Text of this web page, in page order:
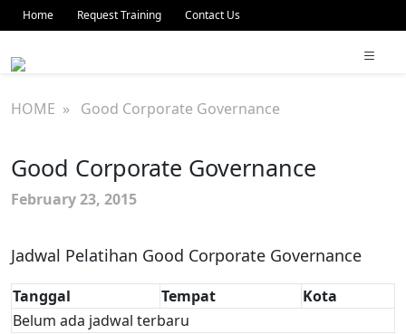
Home Request Training Contact Us
HOME » Good Corporate Governance
Good Corporate Governance
February 23, 2015
Jadwal Pelatihan Good Corporate Governance
Tanggal Tempat
Kota
Belum ada jadwal terbaru